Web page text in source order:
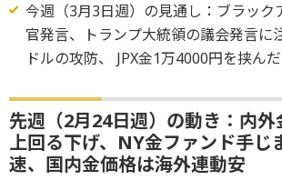
今週（3月3日週）の見通し：ブラック
官発言、トランプ大統領の議会発言
ドルの攻防、 JPX金1万4000円を挟ん
先週（2月24日週）の動き：内外
上回る下げ、NY金ファンド手じ
速、国内金価格は海外連動安